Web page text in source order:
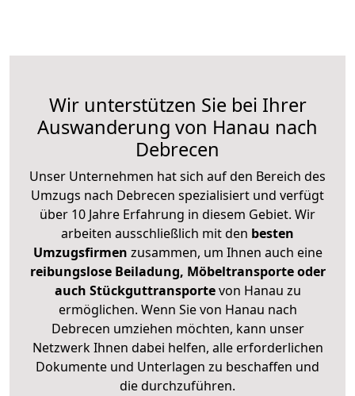
Wir unterstützen Sie bei Ihrer
Auswanderung von Hanau nach
Debrecen
Unser Unternehmen hat sich auf den Bereich des
Umzugs nach Debrecen spezialisiert und verfügt
über 10 Jahre Erfahrung in diesem Gebiet. Wir
arbeiten ausschließlich mit den besten
Umzugsfirmen zusammen, um Ihnen auch eine
reibungslose Beiladung, Möbeltransporte oder
auch Stückguttransportevon Hanau zu
ermöglichen. Wenn Sie von Hanau nach
Debrecen umziehen möchten, kann unser
Netzwerk Ihnen dabei helfen, alle erforderlichen
Dokumente und Unterlagen zu beschaffen und
die durchzuführen.